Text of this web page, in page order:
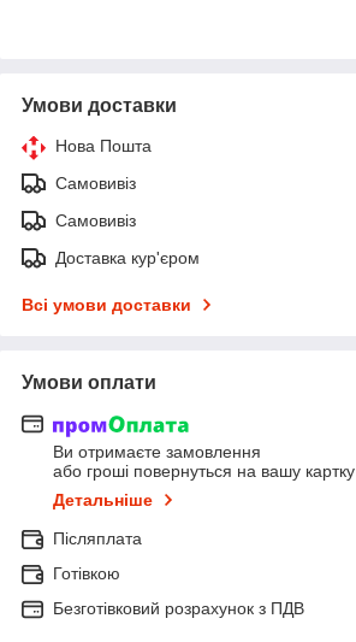
Умови доставки
Нова Пошта
Самовивіз
Самовивіз
Доставка кур'єром
Всі умови доставки
Умови оплати
Ви отримаєте замовлення
або гроші повернуться на вашу картку
Детальніше
Післяплата
Готівкою
Безготівковий розрахунок з ПДВ